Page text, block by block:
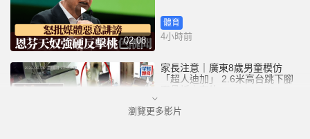
02:08
體育
4小時前
家長注意｜廣東8歲男童模仿
「超人迪加」 2.6米高台跳下腳
中國
瀏覽更多影片